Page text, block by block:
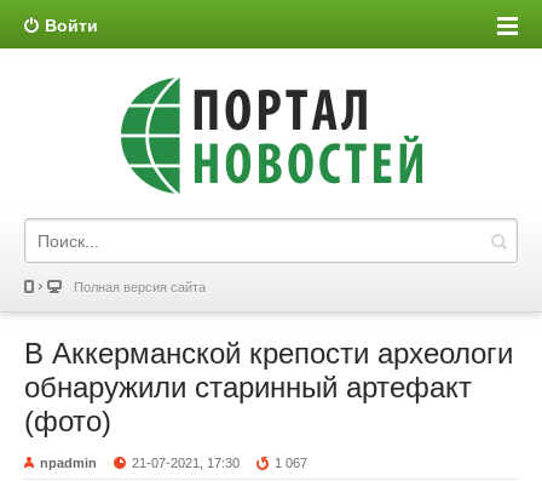
Войти
Полная версия сайта
В Аккерманской крепости археологи
обнаружили старинный артефакт
(фото)
npadmin 21-07-2021, 17:30 1 067